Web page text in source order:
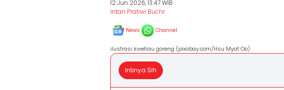
12 Jun 2026, 13:47 WIB
Intan Pratiwi Buchr
News Channel
ilustrasi kwetiau goreng (pixabay.com/Hsu Myat Oo)
Intinya Sih